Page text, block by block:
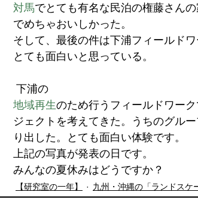
対馬でとても有名な民泊の権藤さん
でめちゃおいしかった。
そして、最後の件は下浦フィールド
とても面白いと思っている。
下浦の
地域再生のため行うフィールドワー
ジェクトを考えてきた。うちのグル
り出した。とても面白い体験です。
上記の写真が発表の日です。
みんなの夏休みはどうですか？
【研究室の一年】 九州・沖縄の「ランドスケ